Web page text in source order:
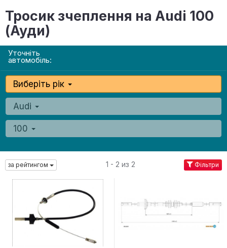
Тросик зчеплення на Audi 100
(Ауди)
Уточніть
автомобіль:
Виберіть рік
Audi
100
за рейтингом 1 - 2 из 2 Фільтри